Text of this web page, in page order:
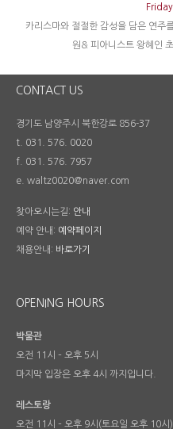
카리스마와 절절한 감성을 담은 연주
원& 피아니스트 왕혜인
CONTACT US
경기도 남양주시 북한강로 856-37
t. 031. 576. 0020
f. 031. 576. 7957
e. waltz0020@naver.com
찾아오시는길: 안내
예약 안내: 예약페이지
채용안내: 바로가기
OPENING HOURS
박물관
오전 11시 – 오후 5시
마지막 입장은 오후 4시 까지입니다.
레스토랑
오전 11시 – 오후 9시(토요일 오후 10시)